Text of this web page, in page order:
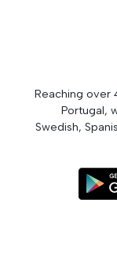
Reaching over
Portugal,
Swedish,